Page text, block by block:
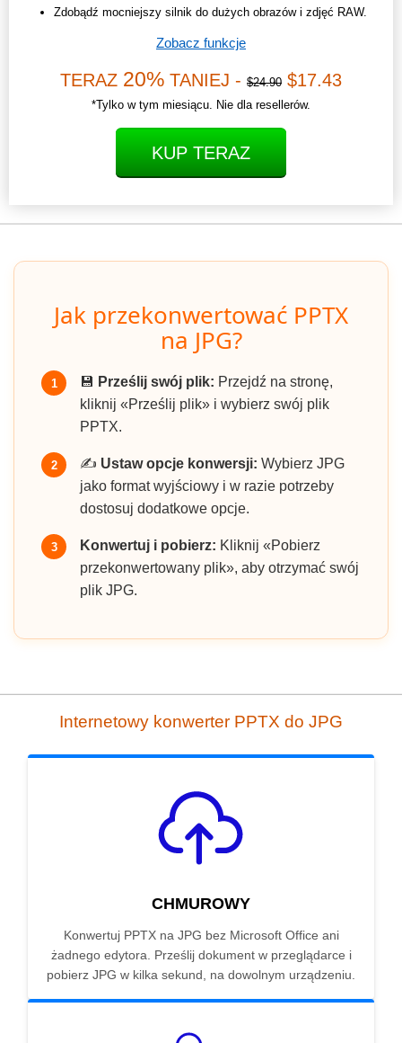
Zdobądź mocniejszy silnik do dużych obrazów i zdjęć RAW.
Zobacz funkcje
TERAZ 20% TANIEJ - $24.90 $17.43
*Tylko w tym miesiącu. Nie dla resellerów.
KUP TERAZ
Jak przekonwertować PPTX
na JPG?
1 💾 Prześlij swój plik: Przejdź na stronę,
kliknij «Prześlij plik» i wybierz swój plik
PPTX.
2 ✍️ Ustaw opcje konwersji: Wybierz JPG
jako format wyjściowy i w razie potrzeby
dostosuj dodatkowe opcje.
3 Konwertuj i pobierz: Kliknij «Pobierz
przekonwertowany plik», aby otrzymać swój
plik JPG.
Internetowy konwerter PPTX do JPG
CHMUROWY
Konwertuj PPTX na JPG bez Microsoft Office ani
żadnego edytora. Prześlij dokument w przeglądarce i
pobierz JPG w kilka sekund, na dowolnym urządzeniu.